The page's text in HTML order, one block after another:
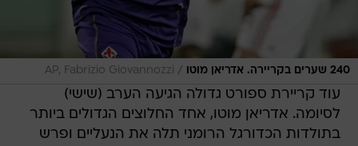
240 שערים בקריירה. אדריאן מוטו /
AP, Fabrizio Giovannozzi
עוד קריירת ספורט גדולה הגיעה הערב (שישי)
לסיומה. אדריאן מוטו, אחד החלוצים הגדולים ביותר
בתולדות הכדורגל הרומני תלה את הנעליים ופרש